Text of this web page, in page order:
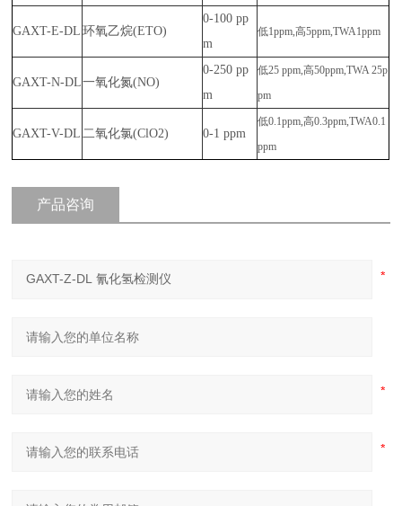
GAXT-E-DL 环氧乙烷(ETO)
0-100 pp
m
低1ppm,高5ppm,TWA1ppm
GAXT-N-DL一氧化氮(NO)
0-250 pp
m
低25 ppm,高50ppm,TWA 25p
pm
GAXT-V-DL 二氧化氯(ClO2) 0-1 ppm
低0.1ppm,高0.3ppm,TWA0.1
ppm
产品咨询